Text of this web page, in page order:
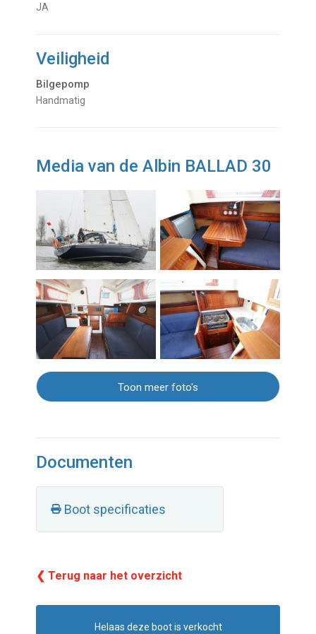
JA
Veiligheid
Bilgepomp
Handmatig
Media van de Albin BALLAD 30
Toon meer foto's
Documenten
Boot specificaties
❮ Terug naar het overzicht
Helaas deze boot is verkocht